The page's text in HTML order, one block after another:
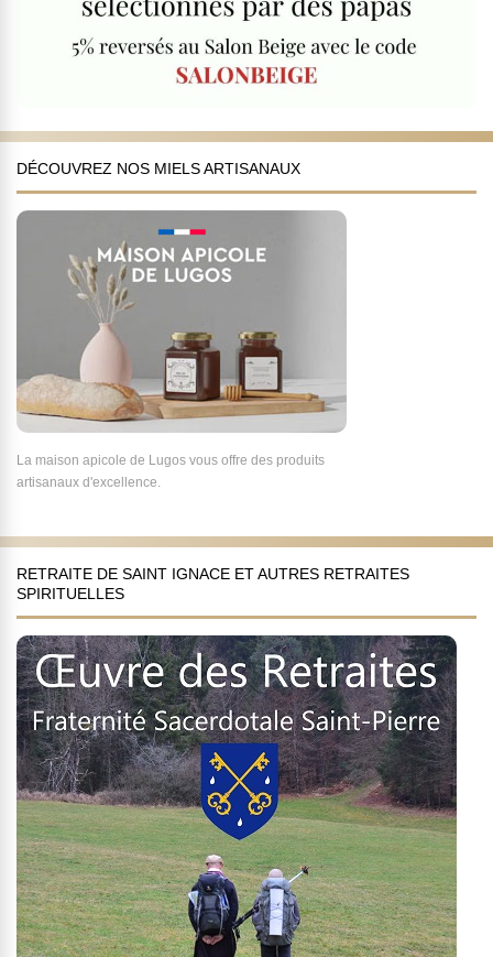
DÉCOUVREZ NOS MIELS ARTISANAUX
La maison apicole de Lugos vous offre des produits
artisanaux d'excellence.
RETRAITE DE SAINT IGNACE ET AUTRES RETRAITES
SPIRITUELLES